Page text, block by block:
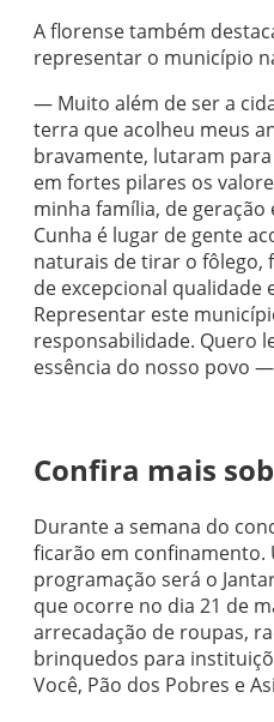
A florense também
representar o município
— Muito além de ser a
terra que acolheu meus
bravamente, lutaram
em fortes pilares os
minha família, de geração
Cunha é lugar de gente
naturais de tirar o fôlego,
de excepcional qualidade
Representar este
responsabilidade. Quero
essência do nosso povo
Confira mais
Durante a semana do
ficarão em confinamento.
programação será o
que ocorre no dia 21 de
arrecadação de roupas,
brinquedos para
Você, Pão dos Pobres e